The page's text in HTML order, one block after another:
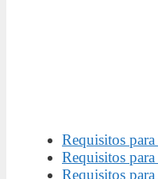
Requisitos
Requisitos
Requisitos